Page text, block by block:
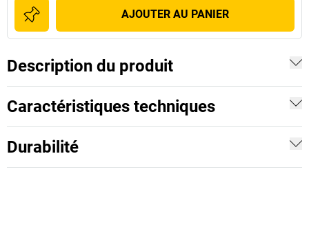
AJOUTER AU PANIER
Description du produit
Caractéristiques techniques
Durabilité